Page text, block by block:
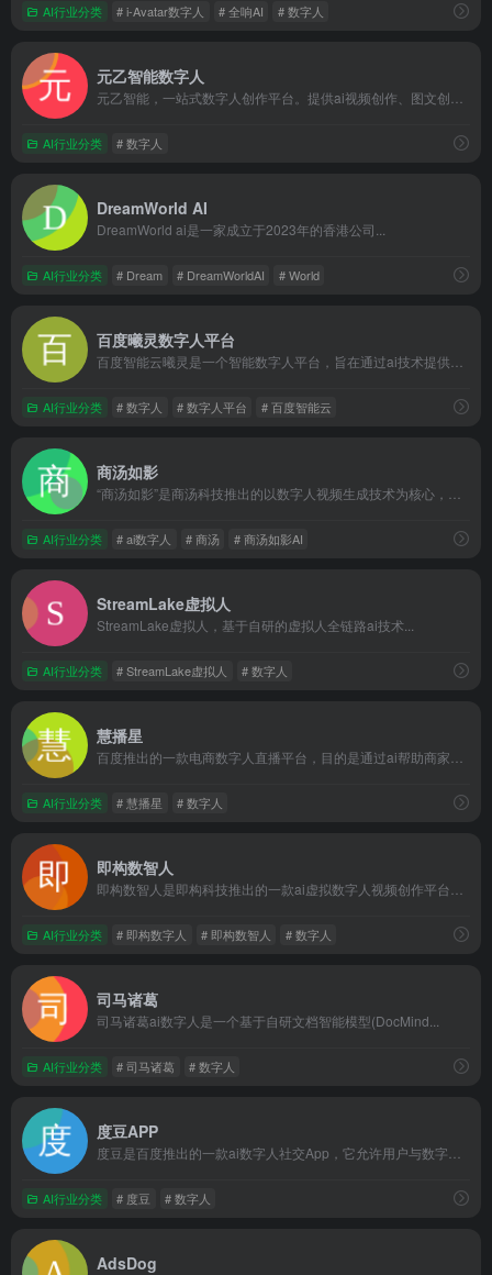
AI行业分类 # i-Avatar数字人 # 全响AI # 数字人
元乙智能数字人
AI行业分类 # 数字人
DreamWorld AI
DreamWorld ai是一家成立于2023年的香港公司...
AI行业分类 # Dream # DreamWorldAI # World
百度曦灵数字人平台
AI行业分类 # 数字人 # 数字人平台 # 百度智能云
商汤如影
AI行业分类 # ai数字人 # 商汤 # 商汤如影AI
StreamLake虚拟人
StreamLake虚拟人，基于自研的虚拟人全链路ai技术...
AI行业分类 # StreamLake虚拟人 # 数字人
慧播星
AI行业分类 # 慧播星 # 数字人
即构数智人
AI行业分类 # 即构数字人 # 即构数智人 # 数字人
司马诸葛
司马诸葛ai数字人是一个基于自研文档智能模型(DocMind...
AI行业分类 # 司马诸葛 # 数字人
度豆APP
AI行业分类 # 度豆 # 数字人
AdsDog